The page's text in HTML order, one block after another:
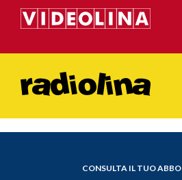
CONSULTA IL TUO